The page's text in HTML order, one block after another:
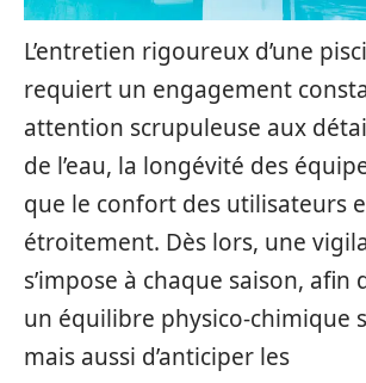
L’entretien rigoureux d’une
requiert un engagement
attention scrupuleuse aux
de l’eau, la longévité des
que le confort des utilisateurs
étroitement. Dès lors, une
s’impose à chaque saison, afin
un équilibre physico-chimique
mais aussi d’anticiper les